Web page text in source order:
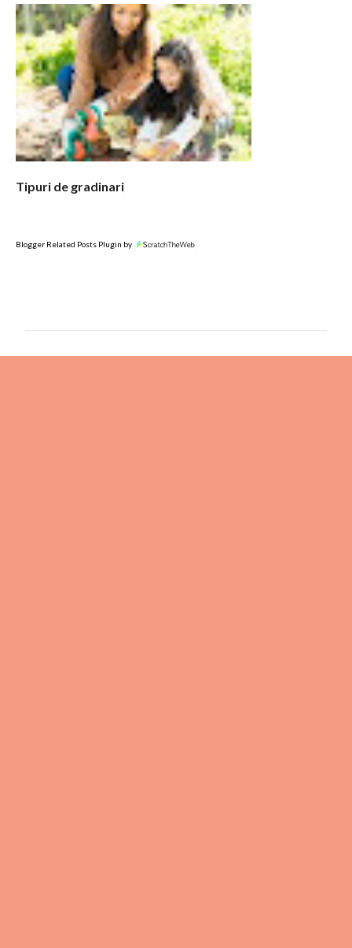
Tipuri de gradinari
Blogger Related Posts Plugin by